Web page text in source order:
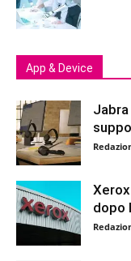
App & Device
Jabra
dopo